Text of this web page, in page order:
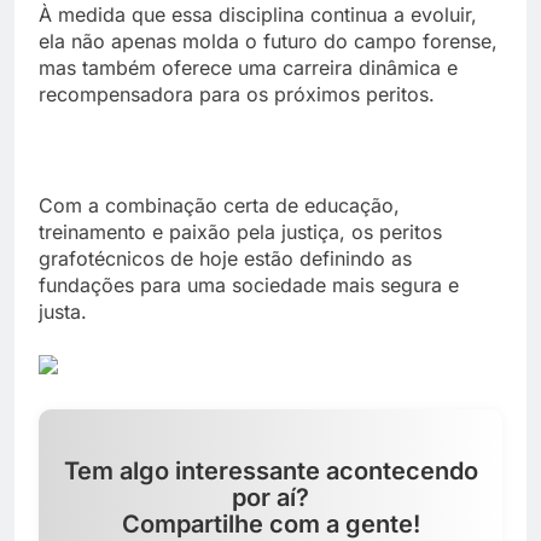
À medida que essa disciplina continua a evoluir,
ela não apenas molda o futuro do campo forense,
mas também oferece uma carreira dinâmica e
recompensadora para os próximos peritos.
Com a combinação certa de educação,
treinamento e paixão pela justiça, os peritos
grafotécnicos de hoje estão definindo as
fundações para uma sociedade mais segura e
justa.
Tem algo interessante acontecendo
por aí?
Compartilhe com a gente!